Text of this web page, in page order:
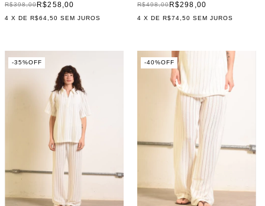
R$258,00
R$398,00
4 X DER$64,50 SEM JUROS
R$298,00
R$498,00
4 X DE R$74,50 SEM JUROS
-35%OFF -40%OFF